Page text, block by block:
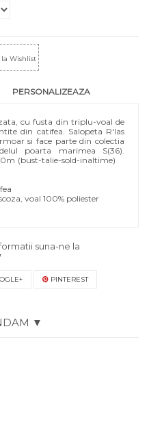
Wishlist
PERSONALIZEAZA
cu fusta din triplu-voal de
din catifea. Salopeta R'Ias
si face parte din colectia
poarta marimea S(36).
(bust-talie-sold-inaltime)
voal 100% poliester
suna-ne la
PINTEREST
▼